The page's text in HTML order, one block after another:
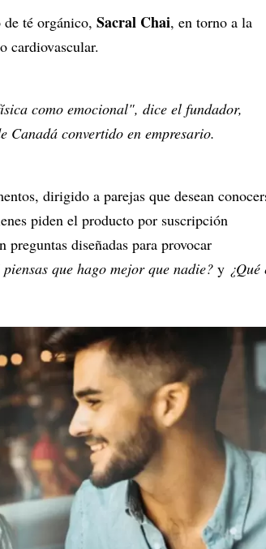
té orgánico, Sacral Chai, en torno a la
cardiovascular.
como emocional", dice el fundador,
Canadá convertido en empresario.
dirigido a parejas que desean
piden el producto por suscripción
preguntas diseñadas para provocar
piensas que hago mejor que nadie? y ¿Qué